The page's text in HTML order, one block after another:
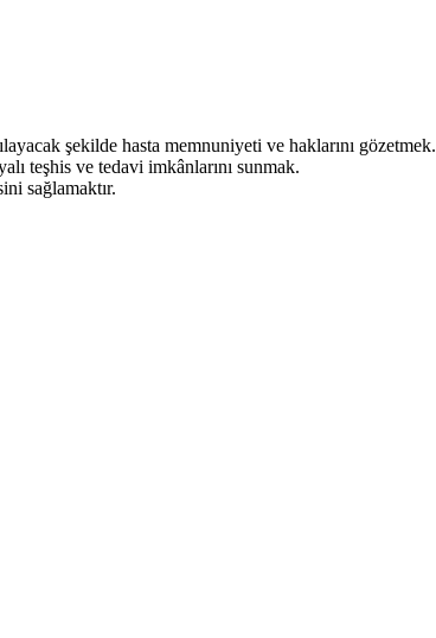
şekilde hasta memnuniyeti ve haklarını gözetmek.
teşhis ve tedavi imkânlarını sunmak.
sağlamaktır.